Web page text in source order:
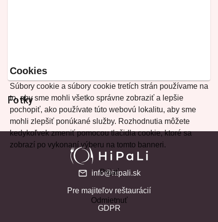
Fotky
Cookies
Súbory cookie a súbory cookie tretích strán používame na
to, aby sme mohli všetko správne zobraziť a lepšie
pochopiť, ako používate túto webovú lokalitu, aby sme
mohli zlepšiť ponúkané služby. Rozhodnutia môžete
kedykoľvek zmeniť pomocou tlačidla cookie, ktoré sa
zobrazí po vykonaní výberu na tomto banneri.
Prijať
Odmietnuť
info@hipali.sk
Pre majiteľov reštaurácií
GDPR